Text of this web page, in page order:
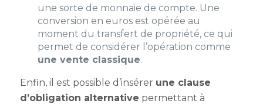
une sorte de monnaie de compte. Une
conversion en euros est opérée au
moment du transfert de propriété, ce qui
permet de considérer l’opération comme
une vente classique.
Enfin, il est possible d’insérer une clause
d’obligation alternative permettant à